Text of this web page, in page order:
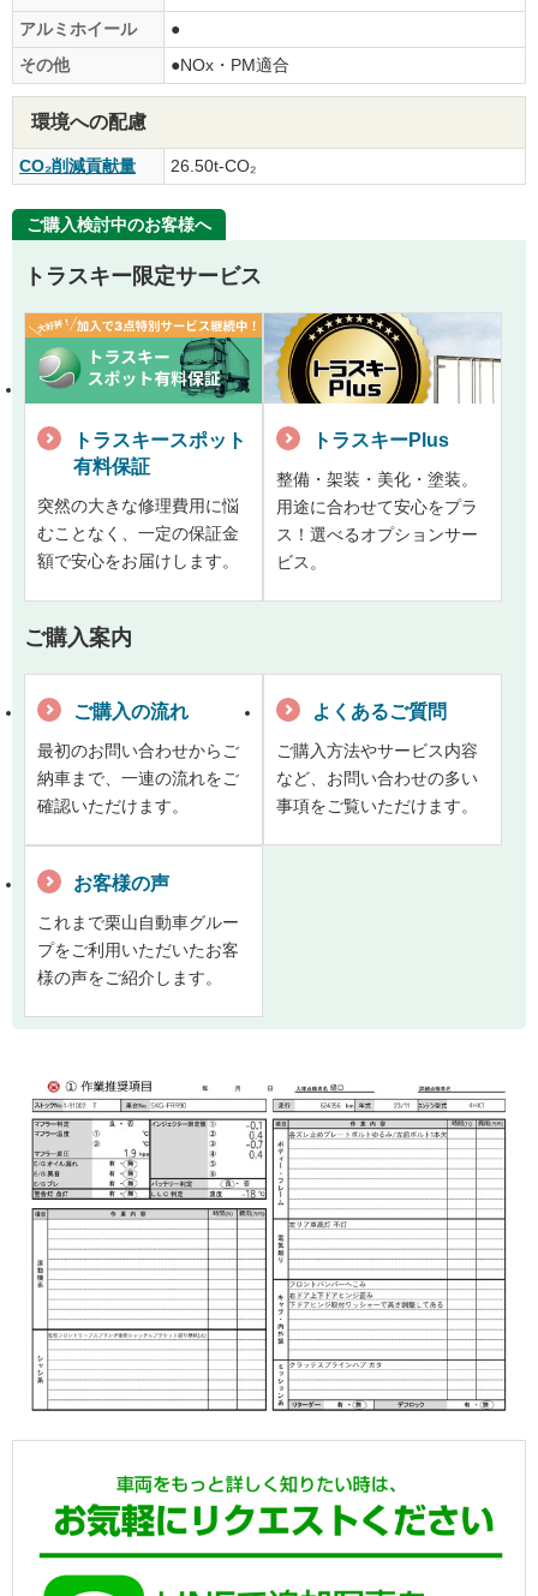
アルミホイール
●
その他
●NOx・PM適合
環境への配慮
CO₂削減貢献量 26.50t-CO₂
ご購入検討中のお客様へ
トラスキー限定サービス
トラスキースポット
有料保証
突然の大きな修理費用に悩
むことなく、一定の保証金
額で安心をお届けします。
トラスキーPlus
整備・架装・美化・塗装。
用途に合わせて安心をプラ
ス！選べるオプションサー
ビス。
ご購入案内
ご購入の流れ
最初のお問い合わせからご
納車まで、一連の流れをご
確認いただけます。
よくあるご質問
ご購入方法やサービス内容
など、お問い合わせの多い
事項をご覧いただけます。
お客様の声
これまで栗山自動車グルー
プをご利用いただいたお客
様の声をご紹介します。